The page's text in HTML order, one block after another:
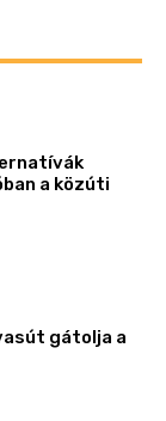
a közúti
gátolja a